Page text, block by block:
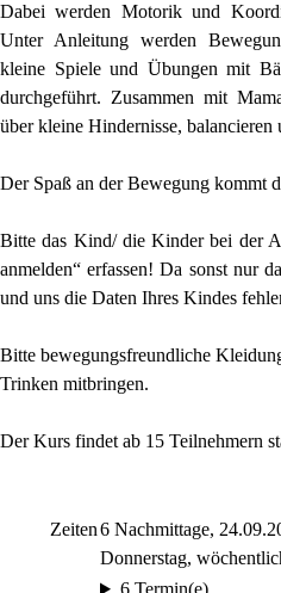
Dabei werden Motorik und
Unter Anleitung werden
kleine Spiele und Übungen mit
durchgeführt. Zusammen mit
über kleine Hindernisse, balancieren
Der Spaß an der Bewegung kommt
Bitte das Kind/ die Kinder bei der
anmelden“ erfassen! Da sonst nur
und uns die Daten Ihres Kindes
Bitte bewegungsfreundliche
Trinken mitbringen.
Der Kurs findet ab 15 Teilnehmern
Zeiten6 Nachmittage,
Donnerstag,
6 Termin(e)